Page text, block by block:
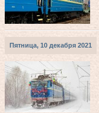
Пятница, 10 декабря 2021